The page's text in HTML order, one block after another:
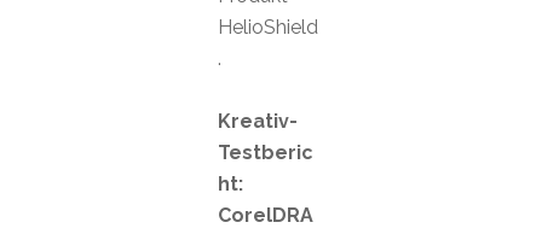
HelioShield
.
Kreativ-
Testberic
ht:
CorelDRA